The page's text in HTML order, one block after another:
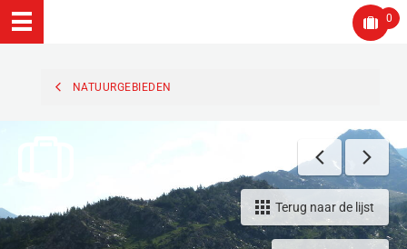
0
NATUURGEBIEDEN
Terug naar de lijst